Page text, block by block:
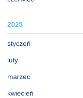
2025
styczeń
luty
marzec
kwiecień